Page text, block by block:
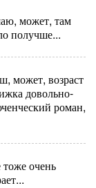
может, там
получше...
может, возраст
довольно-
роман,
очень